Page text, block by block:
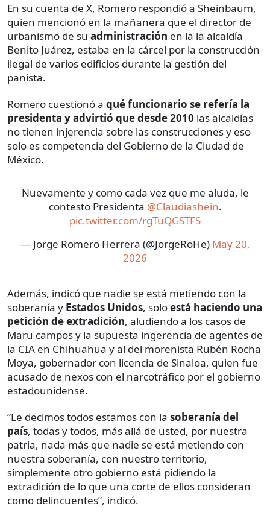
En su cuenta de X, Romero respondió a Sheinbaum,
quien mencionó en la mañanera que el director de
urbanismo de su administración en la la alcaldía
Benito Juárez, estaba en la cárcel por la construcción
ilegal de varios edificios durante la gestión del
panista.
Romero cuestionó a qué funcionario se refería la
presidenta y advirtió que desde 2010 las alcaldías
no tienen injerencia sobre las construcciones y eso
solo es competencia del Gobierno de la Ciudad de
México.
Nuevamente y como cada vez que me aluda, le
contesto Presidenta @Claudiashein.
pic.twitter.com/rgTuQGSTFS
— Jorge Romero Herrera (@JorgeRoHe) May 20,
2026
Además, indicó que nadie se está metiendo con la
soberanía y Estados Unidos, soloestá haciendo una
petición de extradición, aludiendo a los casos de
Maru campos y la supuesta ingerencia de agentes de
la CIA en Chihuahua y al del morenista Rubén Rocha
Moya, gobernador con licencia de Sinaloa, quien fue
acusado de nexos con el narcotráfico por el gobierno
estadounidense.
“Le decimos todos estamos con la soberanía del
país, todas y todos, más allá de usted, por nuestra
patria, nada más que nadie se está metiendo con
nuestra soberanía, con nuestro territorio,
simplemente otro gobierno está pidiendo la
extradición de lo que una corte de ellos consideran
como delincuentes”, indicó.